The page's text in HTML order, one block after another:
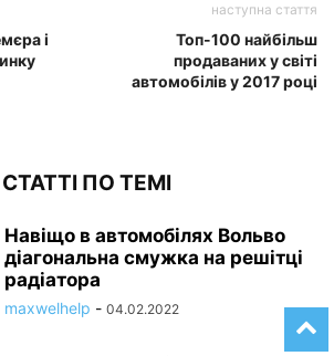
і
наступна стаття
Топ-100 найбільш
продаваних у світі
автомобілів у 2017 році
СТАТТІ ПО ТЕМІ
Навіщо в автомобілях Вольво
діагональна смужка на решітці
радіатора
maxwelhelp - 04.02.2022